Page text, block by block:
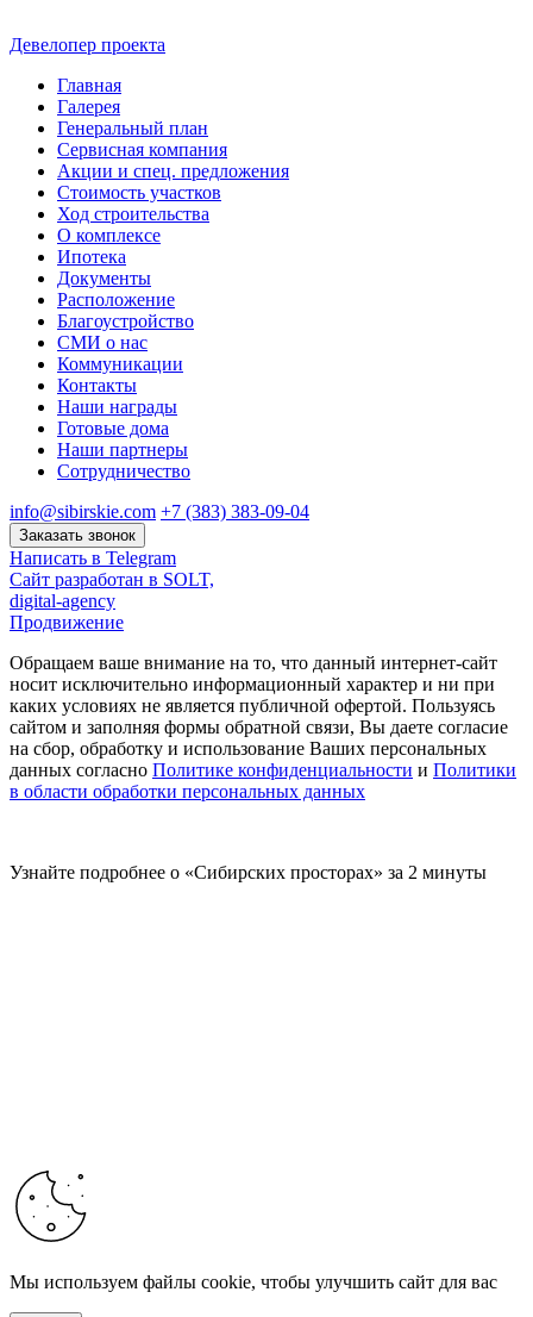
Девелопер проекта
Главная
Галерея
Генеральный план
Сервисная компания
Акции и спец. предложения
Стоимость участков
Ход строительства
О комплексе
Ипотека
Документы
Расположение
Благоустройство
СМИ о нас
Коммуникации
Контакты
Наши награды
Готовые дома
Наши партнеры
Сотрудничество
info@sibirskie.com +7 (383) 383-09-04
Заказать звонок
Написать в Telegram
Сайт разработан в SOLT,
digital-agency
Продвижение
Обращаем ваше внимание на то, что данный интернет-сайт
носит исключительно информационный характер и ни при
каких условиях не является публичной офертой. Пользуясь
сайтом и заполняя формы обратной связи, Вы даете согласие
на сбор, обработку и использование Ваших персональных
данных согласно Политике конфиденциальности и Политики
в области обработки персональных данных
Узнайте подробнее о «Сибирских просторах» за 2 минуты
Мы используем файлы cookie, чтобы улучшить сайт для вас